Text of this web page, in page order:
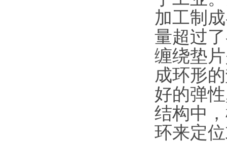
加工制
量超过
缠绕垫
成环形
好的弹
结构中
环来定